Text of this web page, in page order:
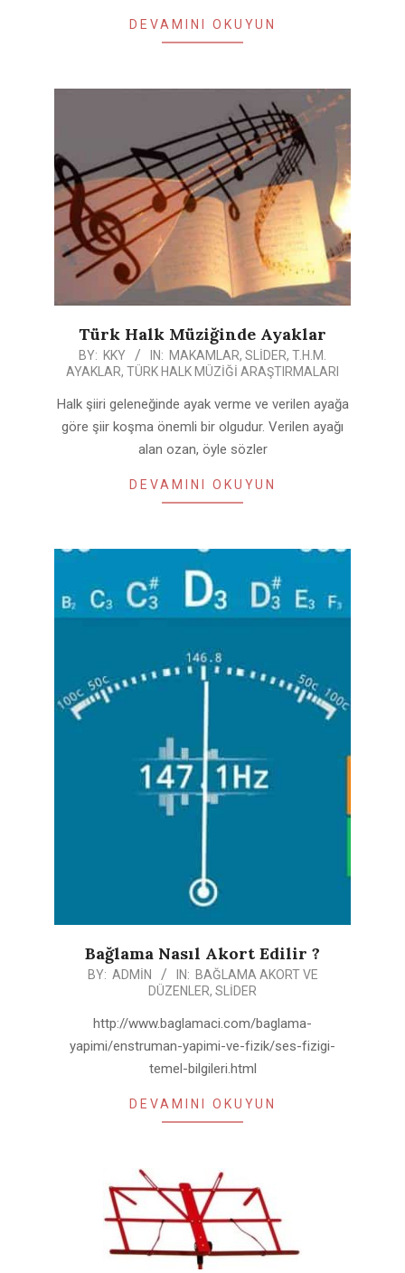
DEVAMINI OKUYUN
Türk Halk Müziğinde Ayaklar
2020-
04-
27
BY: KKY IN: MAKAMLAR, SLIDER, T.H.M.
AYAKLAR, TÜRK HALK MÜZIĞI ARAŞTIRMALARI
Halk şiiri geleneğinde ayak verme ve verilen ayağa
göre şiir koşma önemli bir olgudur. Verilen ayağı
alan ozan, öyle sözler
DEVAMINI OKUYUN
Bağlama Nasıl Akort Edilir ?
BY: ADMIN IN: BAĞLAMA AKORT VE
DÜZENLER, SLIDER
http://www.baglamaci.com/baglama-
yapimi/enstruman-yapimi-ve-fizik/ses-fizigi-
temel-bilgileri.html
DEVAMINI OKUYUN